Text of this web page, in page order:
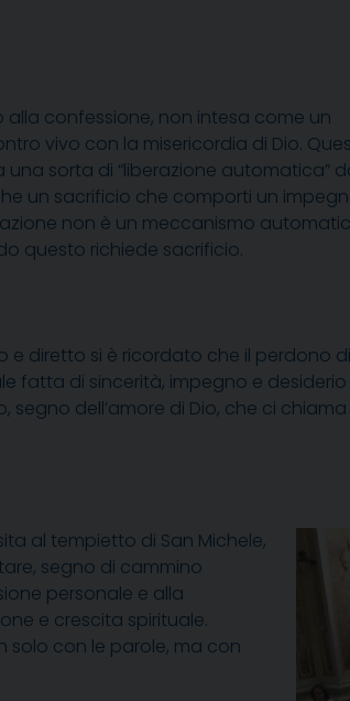
confessione, non intesa come un
vivo con la misericordia di Dio.
sorta di “liberazione automatica”
un sacrificio che comporti un
non è un meccanismo
questo richiede sacrificio.
diretto si è ricordato che il perdono
fatta di sincerità, impegno e desiderio
segno dell’amore di Dio, che ci
al tempietto di San Michele,
segno di cammino
personale e alla
e crescita spirituale.
solo con le parole, ma con